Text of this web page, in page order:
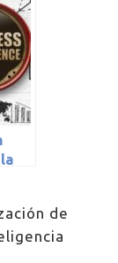
la
de